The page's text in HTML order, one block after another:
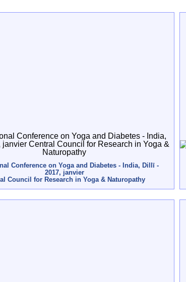
Conference on Yoga and Diabetes - India, Dillī -
2017, janvier
Council for Research in Yoga & Naturopathy